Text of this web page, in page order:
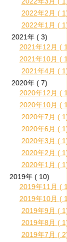
2022年2月 (
2022年1月 (
2021年 ( 3)
2021年12月 (
2021年10月 (
2021年4月 (
2020年 ( 7)
2020年12月 (
2020年10月 (
2020年7月 (
2020年6月 (
2020年3月 (
2020年2月 (
2020年1月 (
2019年 ( 10)
2019年11月 (
2019年10月 (
2019年9月 (
2019年8月 (
2019年7月 (